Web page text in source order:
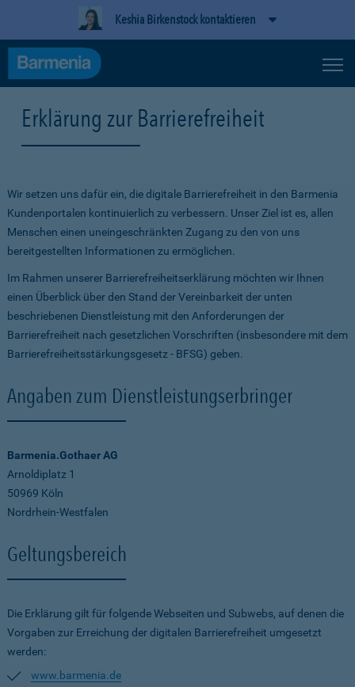
Keshia Birkenstock kontaktieren
Erklärung zur Barrierefreiheit
Wir setzen uns dafür ein, die digitale Barrierefreiheit in den Barmenia
Kundenportalen kontinuierlich zu verbessern. Unser Ziel ist es, allen
Menschen einen uneingeschränkten Zugang zu den von uns
bereitgestellten Informationen zu ermöglichen.
Im Rahmen unserer Barrierefreiheitserklärung möchten wir Ihnen
einen Überblick über den Stand der Vereinbarkeit der unten
beschriebenen Dienstleistung mit den Anforderungen der
Barrierefreiheit nach gesetzlichen Vorschriften (insbesondere mit dem
Barrierefreiheitsstärkungsgesetz - BFSG) geben.
Angaben zum Dienstleistungserbringer
Barmenia.Gothaer AG
Arnoldiplatz 1
50969 Köln
Nordrhein-Westfalen
Geltungsbereich
Die Erklärung gilt für folgende Webseiten und Subwebs, auf denen die
Vorgaben zur Erreichung der digitalen Barrierefreiheit umgesetzt
werden:
www.barmenia.de